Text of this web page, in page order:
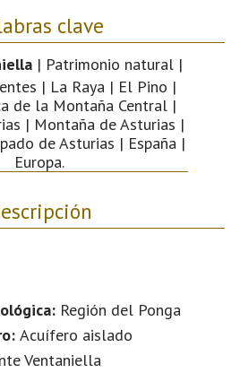
clave
| Patrimonio natural |
| La Raya | El Pino |
de la Montaña Central |
| Montaña de Asturias |
de Asturias | España |
Europa.
Región del Ponga
Acuífero aislado
Ventaniella